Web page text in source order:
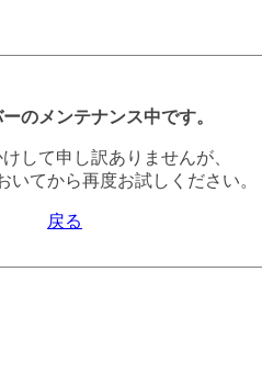
のメンテナンス中です。
して申し訳ありませんが、
いてから再度お試しください。
戻る